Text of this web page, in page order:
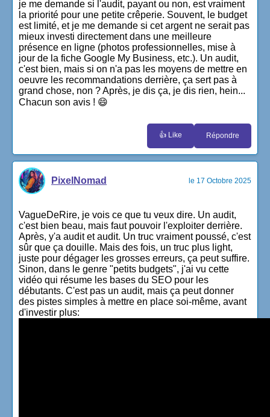
je me demande si l'audit, payant ou non, est vraiment
la priorité pour une petite crêperie. Souvent, le budget
est limité, et je me demande si cet argent ne serait pas
mieux investi directement dans une meilleure
présence en ligne (photos professionnelles, mise à
jour de la fiche Google My Business, etc.). Un audit,
c'est bien, mais si on n'a pas les moyens de mettre en
oeuvre les recommandations derrière, ça sert pas à
grand chose, non ? Après, je dis ça, je dis rien, hein...
Chacun son avis ! 😄
👍 Like Répondre
PixelNomad le 17 Octobre 2025
VagueDeRire, je vois ce que tu veux dire. Un audit,
c'est bien beau, mais faut pouvoir l'exploiter derrière.
Après, y'a audit et audit. Un truc vraiment poussé, c'est
sûr que ça douille. Mais des fois, un truc plus light,
juste pour dégager les grosses erreurs, ça peut suffire.
Sinon, dans le genre "petits budgets", j'ai vu cette
vidéo qui résume les bases du SEO pour les
débutants. C'est pas un audit, mais ça peut donner
des pistes simples à mettre en place soi-même, avant
d'investir plus: